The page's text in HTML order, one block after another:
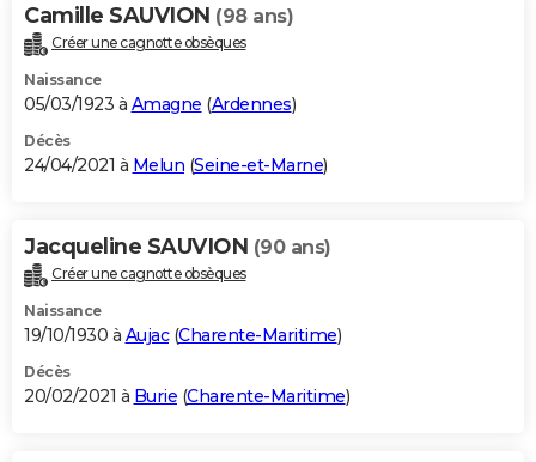
Camille SAUVION (98 ans)
Créer une cagnotte obsèques
Naissance
05/03/1923 à Amagne (Ardennes)
Décès
24/04/2021 à Melun (Seine-et-Marne)
Jacqueline SAUVION (90 ans)
Créer une cagnotte obsèques
Naissance
19/10/1930 à Aujac(Charente-Maritime)
Décès
20/02/2021 à Burie (Charente-Maritime)